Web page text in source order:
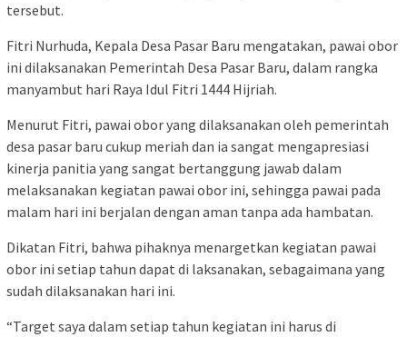
tersebut.
Fitri Nurhuda, Kepala Desa Pasar Baru mengatakan, pawai obor
ini dilaksanakan Pemerintah Desa Pasar Baru, dalam rangka
manyambut hari Raya Idul Fitri 1444 Hijriah.
Menurut Fitri, pawai obor yang dilaksanakan oleh pemerintah
desa pasar baru cukup meriah dan ia sangat mengapresiasi
kinerja panitia yang sangat bertanggung jawab dalam
melaksanakan kegiatan pawai obor ini, sehingga pawai pada
malam hari ini berjalan dengan aman tanpa ada hambatan.
Dikatan Fitri, bahwa pihaknya menargetkan kegiatan pawai
obor ini setiap tahun dapat di laksanakan, sebagaimana yang
sudah dilaksanakan hari ini.
“Target saya dalam setiap tahun kegiatan ini harus di